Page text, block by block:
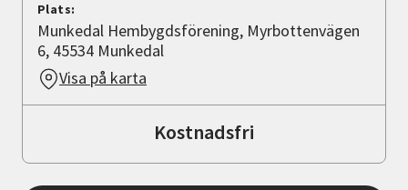
Plats:
Munkedal Hembygdsförening, Myrbottenvägen
6, 45534 Munkedal
Visa på karta
Kostnadsfri